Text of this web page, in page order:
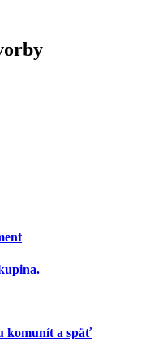
skupina.
komunít a späť
komunít a späť